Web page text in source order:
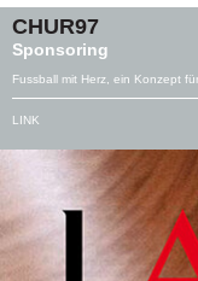
CHUR97
Sponsoring
Fussball mit Herz, ein Konzept
LINK